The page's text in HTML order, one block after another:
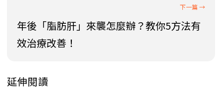
年後「脂肪肝」來襲怎麼辦？教你5方法有
效治療改善！
延伸閱讀